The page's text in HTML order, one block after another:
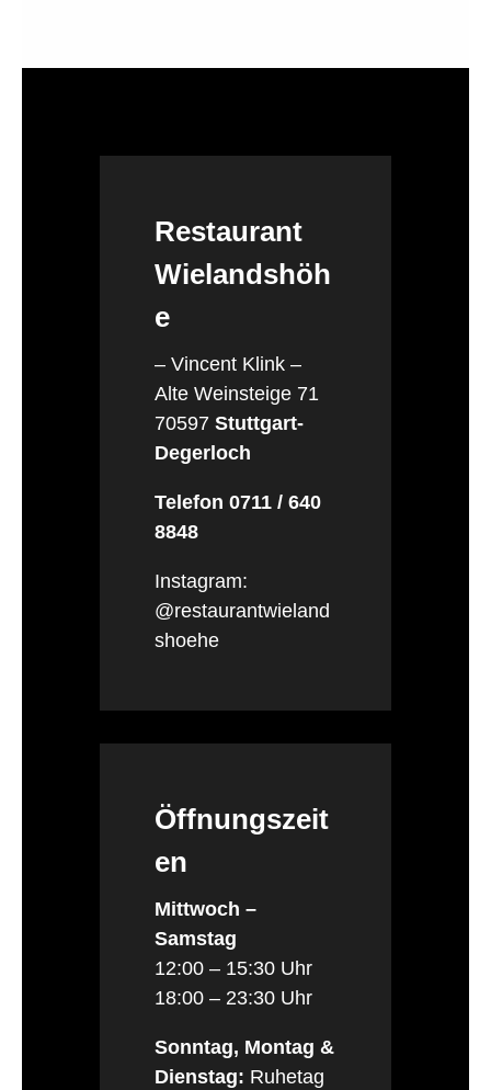
Restaurant
Wielandshöh
e
– Vincent Klink –
Alte Weinsteige 71
70597 Stuttgart-
Degerloch
Telefon 0711 / 640
8848
Instagram:
@restaurantwieland
shoehe
Öffnungszeit
en
Mittwoch –
Samstag
12:00 – 15:30 Uhr
18:00 – 23:30 Uhr
Sonntag, Montag &
Dienstag: Ruhetag